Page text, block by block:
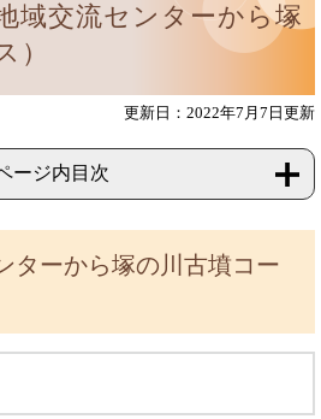
域交流センターから塚
）
更新日：2022年7月7日更新
ージ内目次
ターから塚の川古墳コー